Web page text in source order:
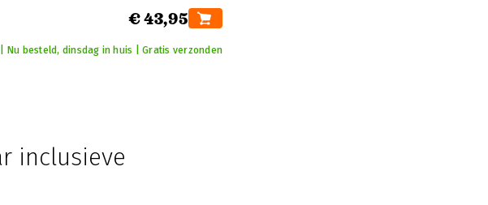
€ 43,95
Nu besteld, dinsdag in huis | Gratis verzonden
inclusieve